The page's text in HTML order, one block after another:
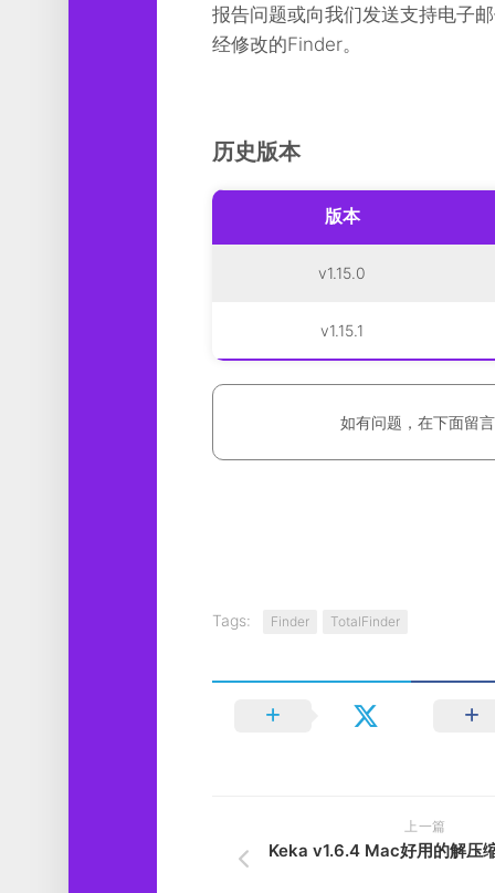
报告问题或向我们发送支持电子
经修改的Finder。
历史版本
版本
v1.15.0
v1.15.1
如有问题，在下面留
Tags: Finder TotalFinder
上一篇
Keka v1.6.4 Mac好用的解压